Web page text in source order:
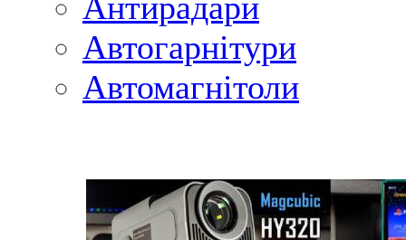
Автогарнітури
Автомагнітоли